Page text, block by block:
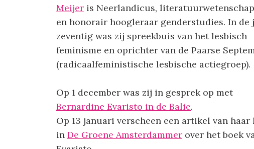
Meijer is Neerlandicus,
en honorair hoogleraar genderstudies. In de
zeventig was zij spreekbuis van het lesbisch
feminisme en oprichter van de Paarse
(radicaalfeministische lesbische actiegroep).
Op 1 december was zij in gesprek op met
Bernardine Evaristo in de Balie.
Op 13 januari verscheen een artikel van haar
in De Groene Amsterdammer over het boek